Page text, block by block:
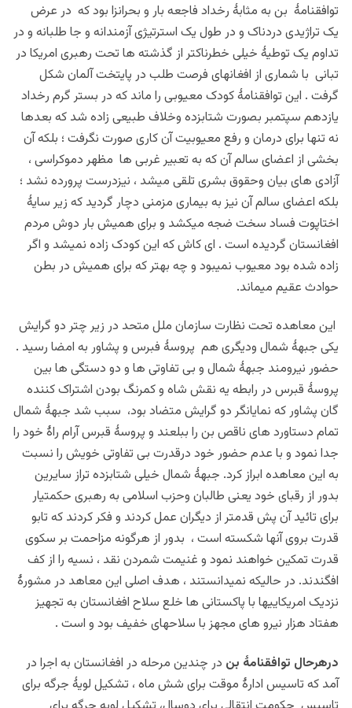
توافقنامۀ بن به مثابۀ رخداد فاجعه بار و بحرانزا بود که در عرض
یک تراژیدی دردناک و در طول یک استرتیژی آزمندانه و جا طلبانه و در
تداوم یک توطیۀ خیلی خطرناکتر از گذشته ها تحت رهبری امریکا در
تبانی با شماری از افغانهای فرصت طلب در پایتخت آلمان شکل
گرفت . این توافقنامۀ کودک معیوبی را ماند که در بستر گرم رخداد
یازدهم سپتمبر بصورت شتابزده وخلاف طبیعی زاده شد که بعدها
نه تنها برای درمان و رفع معیوبیت آن کاری صورت نگرفت ؛ بلکه آن
بخشی از اعضای سالم آن که به تعبیر غربی ها مظهر دموکراسی ،
آزادی های بیان وحقوق بشری تلقی میشد ، نیزدرست پرورده نشد ؛
بلکه اعضای سالم آن نیز به بیماری مزمنی دچار گردید که زیر سایۀ
اختاپوت فساد سخت ضجه میکشد و برای همیش بار دوش مردم
افغانستان گردیده است . ای کاش که این کودک زاده نمیشد و اگر
زاده شده بود معیوب نمیبود و چه بهتر که برای همیش در بطن
حوادث عقیم میماند.
این معاهده تحت نظارت سازمان ملل متحد در زیر چتر دو گرایش
یکی جبهۀ شمال ودیگری هم پروسۀ فبرس و پشاور به امضا رسید .
حضور نیرومند جبهۀ شمال و بی تفاوتی ها و دو دستگی ها بین
پروسۀ قبرس در رابطه یه نقش شاه و کمرنگ بودن اشتراک کننده
گان پشاور که نمایانگر دو گرایش متضاد بود، سبب شد جبهۀ شمال
تمام دستاورد های ناقص بن را ببلعند و پروسۀ قبرس آرام راۀ خود را
جدا نمود و با عدم حضور خود درقدرت بی تفاوتی خویش را نسبت
به این معاهده ابراز کرد. جبهۀ شمال خیلی شتابزده تراز سایرین
بدور از رقبای خود یعنی طالبان وحزب اسلامی به رهبری حکمتیار
برای تائید آن پش قدمتر از دیگران عمل کردند و فکر کردند که تابو
قدرت بروی آنها شکسته است ، بدور از هرگونه مزاحمت بر سکوی
قدرت تمکین خواهند نمود و غنیمت شمردن نقد ، نسیه را از کف
افگندند. در حالیکه نمیدانستند ، هدف اصلی این معاهد در مشورۀ
نزدیک امریکاییها با پاکستانی ها خلع سلاح افغانستان به تجهیز
هفتاد هزار نیرو های مجهز با سلاحهای خفیف بود و است .
درهرحال توافقنامۀ بن در چندین مرحله در افغانستان به اجرا در
آمد که تاسیس ادارۀ موقت برای شش ماه ، تشکیل لویۀ جرگه برای